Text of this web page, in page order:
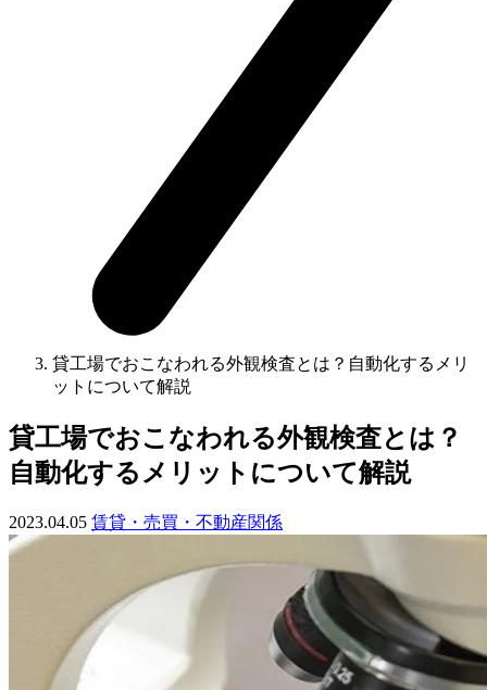
貸工場でおこなわれる外観検査とは？自動化するメリ
ットについて解説
貸工場でおこなわれる外観検査とは？
自動化するメリットについて解説
2023.04.05 賃貸・売買・不動産関係